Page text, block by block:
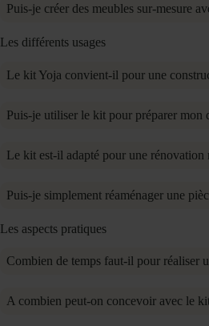
Puis-je créer des meubles sur-mesure
Les différents usages
Le kit Yoja convient-il pour une
Puis-je utiliser le kit pour préparer mon
Le kit est-il adapté pour une rénovation
Puis-je simplement réaménager une
Les aspects pratiques
Combien de temps faut-il pour réaliser
A combien peut-on concevoir avec le